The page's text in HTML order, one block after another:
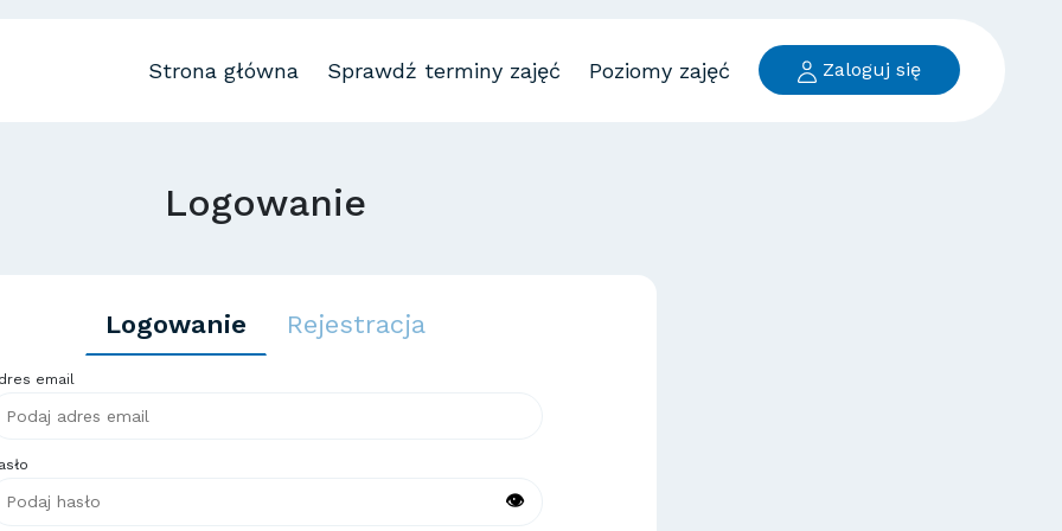
Strona główna Sprawdź terminy zajęć Poziomy zajęć Zaloguj się
Logowanie
Logowanie Rejestracja
email
👁